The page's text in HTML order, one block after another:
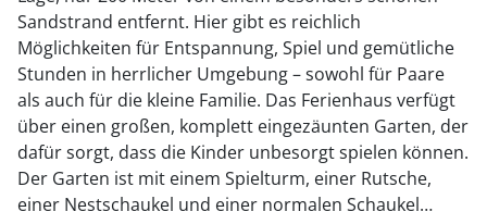
Sandstrand entfernt. Hier gibt es reichlich
Möglichkeiten für Entspannung, Spiel und gemütliche
Stunden in herrlicher Umgebung – sowohl für Paare
als auch für die kleine Familie. Das Ferienhaus verfügt
über einen großen, komplett eingezäunten Garten, der
dafür sorgt, dass die Kinder unbesorgt spielen können.
Der Garten ist mit einem Spielturm, einer Rutsche,
einer Nestschaukel und einer normalen Schaukel